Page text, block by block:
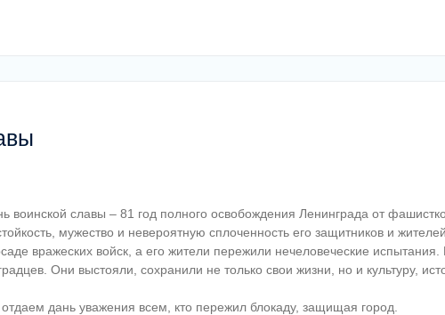
воинской славы – 81 год полного освобождения Ленинграда от
мужество и невероятную сплоченность его защитников и жителей.
вражеских войск, а его жители пережили нечеловеческие
Они выстояли, сохранили не только свои жизни, но и культуру,
дань уважения всем, кто пережил блокаду, защищая город.